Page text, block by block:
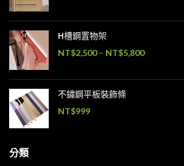
H槽鋼置物架
NT$2,500 – NT$5,800
不鏽鋼平板裝飾條
NT$999
分類